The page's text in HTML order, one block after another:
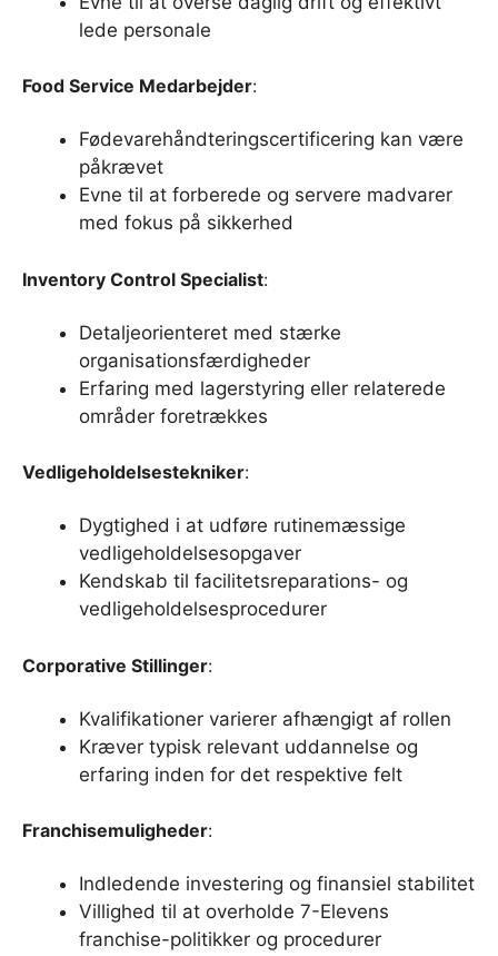
lede personale
Food Service Medarbejder:
Fødevarehåndteringscertificering kan være
påkrævet
Evne til at forberede og servere madvarer
med fokus på sikkerhed
Inventory Control Specialist:
Detaljeorienteret med stærke
organisationsfærdigheder
Erfaring med lagerstyring eller relaterede
områder foretrækkes
Vedligeholdelsestekniker:
Dygtighed i at udføre rutinemæssige
vedligeholdelsesopgaver
Kendskab til facilitetsreparations- og
vedligeholdelsesprocedurer
Corporative Stillinger:
Kvalifikationer varierer afhængigt af rollen
Kræver typisk relevant uddannelse og
erfaring inden for det respektive felt
Franchisemuligheder:
Indledende investering og finansiel stabilitet
Villighed til at overholde 7-Elevens
franchise-politikker og procedurer